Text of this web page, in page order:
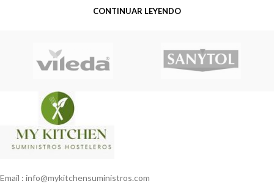
CONTINUAR LEYENDO
Email : info@mykitchensuministros.com